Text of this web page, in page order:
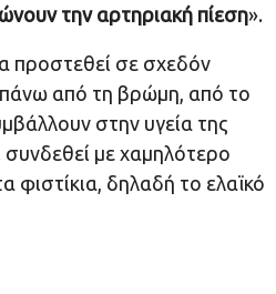
την αρτηριακή πίεση».
προστεθεί σε σχεδόν
πάνω από τη βρώμη, από το
στην υγεία της
συνδεθεί με χαμηλότερο
φιστίκια, δηλαδή το ελαϊκό